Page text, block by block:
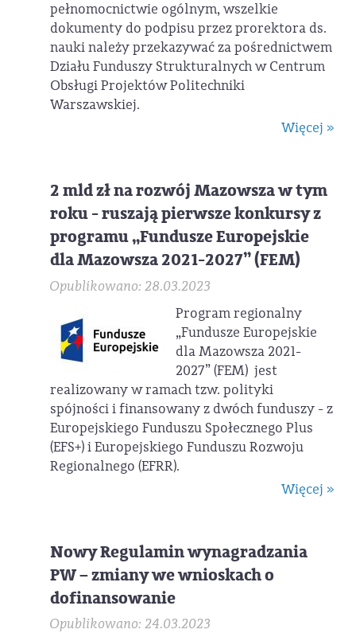
pełnomocnictwie ogólnym, wszelkie
dokumenty do podpisu przez prorektora ds.
nauki należy przekazywać za pośrednictwem
Działu Funduszy Strukturalnych w Centrum
Obsługi Projektów Politechniki
Warszawskiej.
Więcej »
2 mld zł na rozwój Mazowsza w tym
roku - ruszają pierwsze konkursy z
programu „Fundusze Europejskie
dla Mazowsza 2021-2027” (FEM)
Opublikowano: 28.03.2023
Program regionalny
„Fundusze Europejskie
dla Mazowsza 2021-
2027” (FEM) jest
realizowany w ramach tzw. polityki
spójności i finansowany z dwóch funduszy - z
Europejskiego Funduszu Społecznego Plus
(EFS+) i Europejskiego Funduszu Rozwoju
Regionalnego (EFRR).
Więcej »
Nowy Regulamin wynagradzania
PW – zmiany we wnioskach o
dofinansowanie
Opublikowano: 24.03.2023